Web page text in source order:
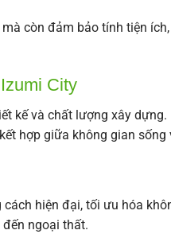
còn đảm bảo tính tiện
City
kế và chất lượng xây
hợp giữa không gian sống
hiện đại, tối ưu hóa
ngoại thất.